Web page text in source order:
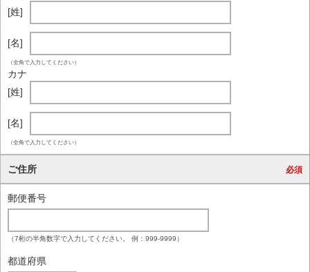
[姓]
[名]
（全角で入力してください）
カナ
[姓]
[名]
（全角で入力してください）
ご住所 必須
郵便番号
（7桁の半角数字で入力してください。 例：999-9999）
都道府県